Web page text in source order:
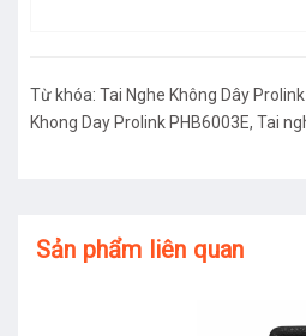
Từ khóa: Tai Nghe Không Dây
Khong Day Prolink PHB6003E, Tai
Sản phẩm liên quan